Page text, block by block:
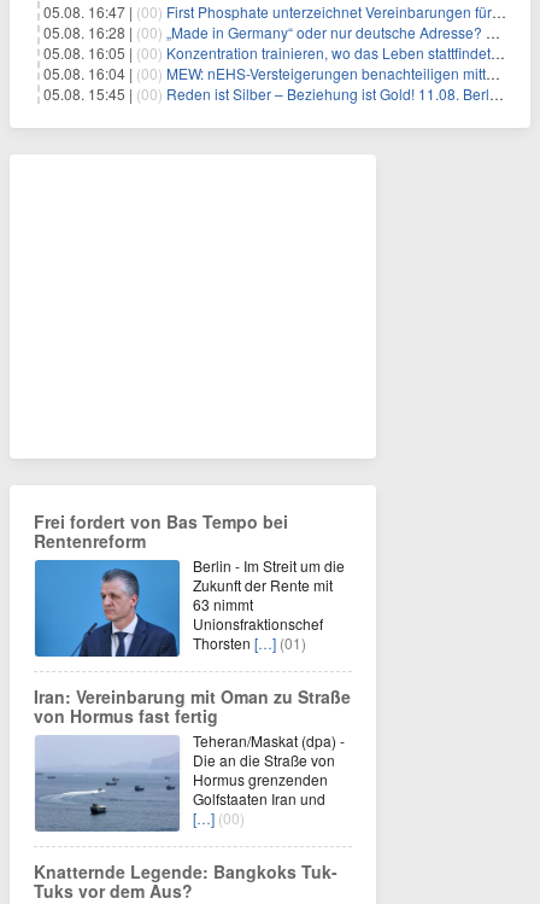
05.08. 16:47 | (00) First Phosphate unterzeichnet Vereinbarungen für nicht zu refundierende Zuwendungen in Höhe von 4,84 Mio. $ von der kanadischen Regierung für Straßeninfrastruktur und Stromübertragungsleitungen
05.08. 16:28 | (00) „Made in Germany“ oder nur deutsche Adresse? So erkennen Sie, wo Ihre Leiterplatten wirklich gefertigt werden
05.08. 16:05 | (00) Konzentration trainieren, wo das Leben stattfindet: Mobile EEG-Technologie bringt Neurofeedback in den Alltag
05.08. 16:04 | (00) MEW: nEHS-Versteigerungen benachteiligen mittelständische Unternehmen
05.08. 15:45 | (00) Reden ist Silber – Beziehung ist Gold! 11.08. Berlin – 18:30 Uhr
Frei fordert von Bas Tempo bei
Rentenreform
Berlin - Im Streit um die
Zukunft der Rente mit
63 nimmt
Unionsfraktionschef
Thorsten […] (01)
Iran: Vereinbarung mit Oman zu Straße
von Hormus fast fertig
Teheran/Maskat (dpa) -
Die an die Straße von
Hormus grenzenden
Golfstaaten Iran und
[…] (00)
Knatternde Legende: Bangkoks Tuk-
Tuks vor dem Aus?